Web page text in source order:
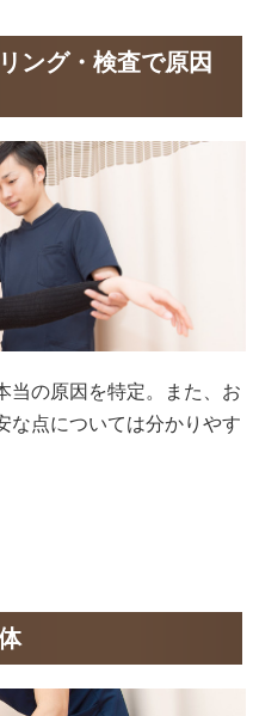
ング・検査で原因
当の原因を特定。また、お
な点については分かりやす